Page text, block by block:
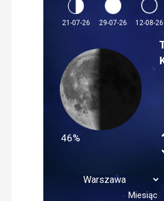
21-07-26 29-07-26 12-08-26
46%
Miesiąc